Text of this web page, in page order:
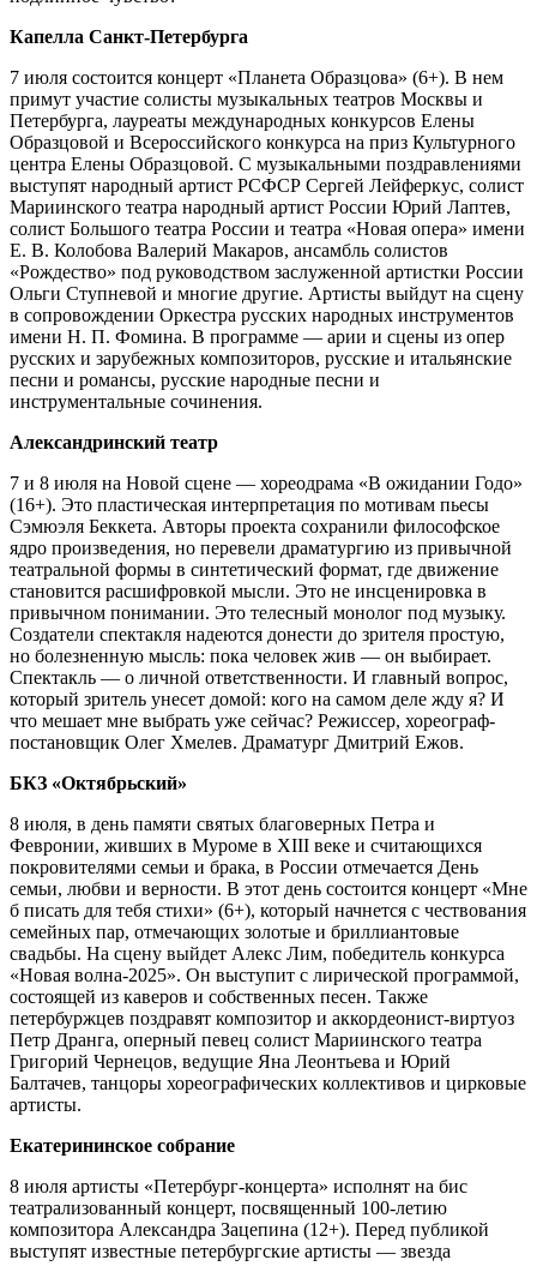
Капелла Санкт-Петербурга
7 июля состоится концерт «Планета Образцова» (6+). В нем
примут участие солисты музыкальных театров Москвы и
Петербурга, лауреаты международных конкурсов Елены
Образцовой и Всероссийского конкурса на приз Культурного
центра Елены Образцовой. С музыкальными поздравлениями
выступят народный артист РСФСР Сергей Лейферкус, солист
Мариинского театра народный артист России Юрий Лаптев,
солист Большого театра России и театра «Новая опера» имени
Е. В. Колобова Валерий Макаров, ансамбль солистов
«Рождество» под руководством заслуженной артистки России
Ольги Ступневой и многие другие. Артисты выйдут на сцену
в сопровождении Оркестра русских народных инструментов
имени Н. П. Фомина. В программе — арии и сцены из опер
русских и зарубежных композиторов, русские и итальянские
песни и романсы, русские народные песни и
инструментальные сочинения.
Александринский театр
7 и 8 июля на Новой сцене — хореодрама «В ожидании Годо»
(16+). Это пластическая интерпретация по мотивам пьесы
Сэмюэля Беккета. Авторы проекта сохранили философское
ядро произведения, но перевели драматургию из привычной
театральной формы в синтетический формат, где движение
становится расшифровкой мысли. Это не инсценировка в
привычном понимании. Это телесный монолог под музыку.
Создатели спектакля надеются донести до зрителя простую,
но болезненную мысль: пока человек жив — он выбирает.
Спектакль — о личной ответственности. И главный вопрос,
который зритель унесет домой: кого на самом деле жду я? И
что мешает мне выбрать уже сейчас? Режиссер, хореограф-
постановщик Олег Хмелев. Драматург Дмитрий Ежов.
БКЗ «Октябрьский»
8 июля, в день памяти святых благоверных Петра и
Февронии, живших в Муроме в XIII веке и считающихся
покровителями семьи и брака, в России отмечается День
семьи, любви и верности. В этот день состоится концерт «Мне
б писать для тебя стихи» (6+), который начнется с чествования
семейных пар, отмечающих золотые и бриллиантовые
свадьбы. На сцену выйдет Алекс Лим, победитель конкурса
«Новая волна-2025». Он выступит с лирической программой,
состоящей из каверов и собственных песен. Также
петербуржцев поздравят композитор и аккордеонист-виртуоз
Петр Дранга, оперный певец солист Мариинского театра
Григорий Чернецов, ведущие Яна Леонтьева и Юрий
Балтачев, танцоры хореографических коллективов и цирковые
артисты.
Екатерининское собрание
8 июля артисты «Петербург-концерта» исполнят на бис
театрализованный концерт, посвященный 100‑летию
композитора Александра Зацепина (12+). Перед публикой
выступят известные петербургские артисты — звезда